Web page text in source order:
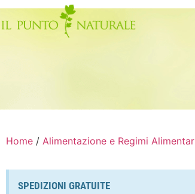
Home / Alimentazione e Regimi
SPEDIZIONI GRATUITE